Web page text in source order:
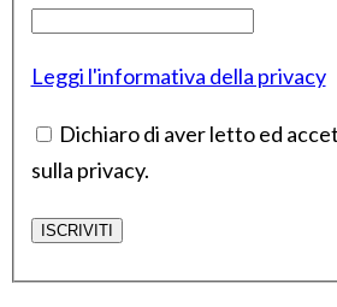
Leggi l'informativa della privacy
Dichiaro di aver letto ed
sulla privacy.